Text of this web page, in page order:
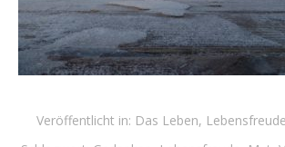
Veröffentlicht in: Das Leben, Lebensfreude